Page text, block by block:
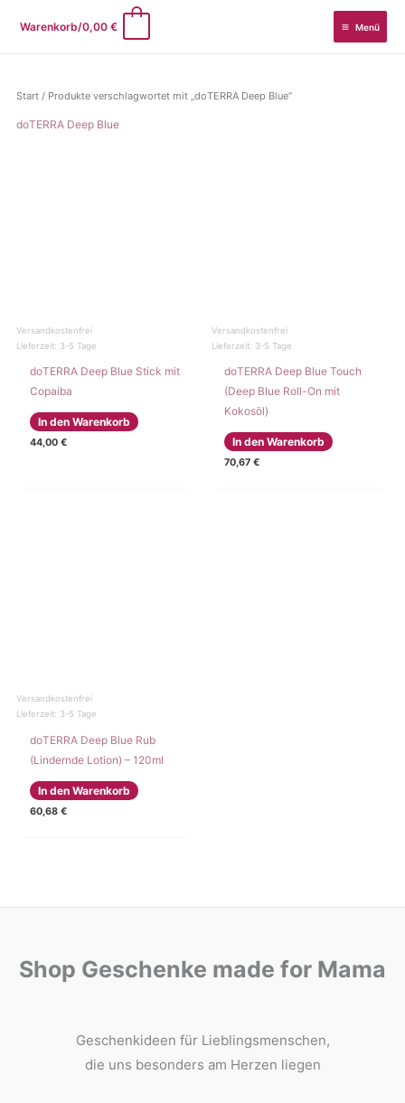
InhaltWarenkorb/0,00 € Menü
Start / Produkte verschlagwortet mit „doTERRA Deep Blue“
doTERRA Deep Blue
Versandkostenfrei
Lieferzeit: 3-5 Tage
doTERRA Deep Blue Stick mit
Copaiba
In den Warenkorb
44,00 €
Versandkostenfrei
Lieferzeit: 3-5 Tage
doTERRA Deep Blue Touch
(Deep Blue Roll-On mit
Kokosöl)
In den Warenkorb
70,67€
Versandkostenfrei
Lieferzeit: 3-5 Tage
doTERRA Deep Blue Rub
(Lindernde Lotion) – 120ml
In den Warenkorb
60,68 €
Shop Geschenke made for Mama
Geschenkideen für Lieblingsmenschen,
die uns besonders am Herzen liegen